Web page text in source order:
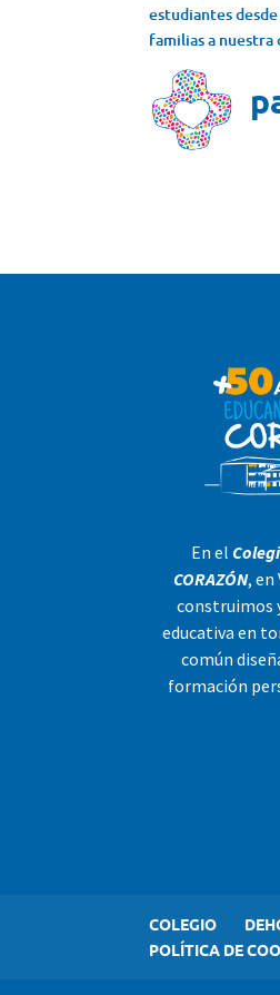
estudiantes
familias a nuestra
En el
CORAZÓN, en
construimos
educativa en
común
formación
COLEGIO
POLÍTICA DE